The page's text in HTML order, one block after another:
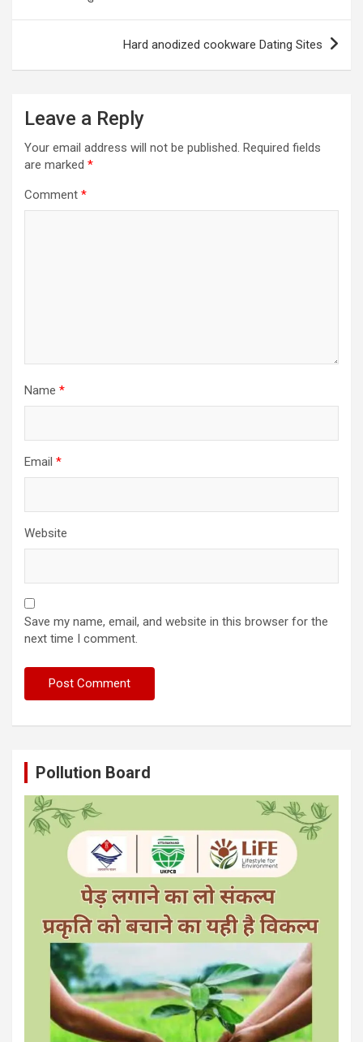
navigation
Hard anodized cookware Dating Sites
Leave a Reply
Your email address will not be published. Required fields
are marked *
Comment *
Name *
Email *
Website
Save my name, email, and website in this browser for the
next time I comment.
Pollution Board